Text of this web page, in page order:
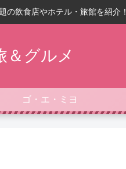
の飲食店やホテル・旅館を紹介！
＆グルメ
ゴ・エ・ミヨ